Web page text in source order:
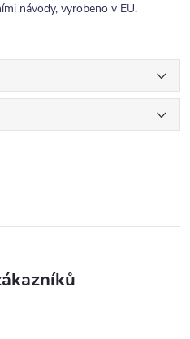
návody, vyrobeno v EU.